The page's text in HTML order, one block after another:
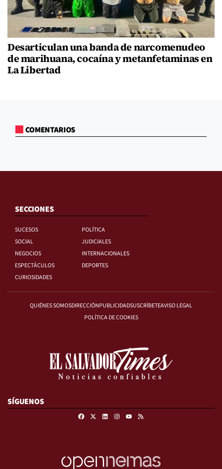
Desarticulan una banda de narcomenudeo
de marihuana, cocaína y metanfetaminas en
La Libertad
COMENTARIOS
SECCIONES
SUCESOS
POLÍTICA
SOCIAL
JUDICIALES
NEGOCIOS
INTERNACIONALES
ESPECTÁCULOS
DEPORTES
CURIOSIDADES
QUIÉNES SOMOSDIRECCIÓNPUBLICIDADSUSCRÍBETEAVISO LEGAL
POLÍTICA DE COOKIES
SÍGUENOS
FacebookLinkedinInstagram